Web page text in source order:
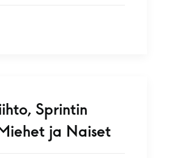
Sprintin
ja Naiset